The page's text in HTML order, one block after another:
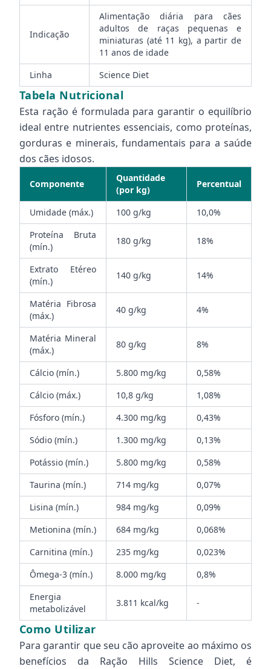
Indicação
Alimentação diária para cães
adultos de raças pequenas e
miniaturas (até 11 kg), a partir de
11 anos de idade
Linha
Science Diet
Tabela Nutricional
Esta ração é formulada para garantir o equilíbrio
ideal entre nutrientes essenciais, como proteínas,
gorduras e minerais, fundamentais para a saúde
dos cães idosos.
Componente
Quantidade
(por kg)
Percentual
Umidade (máx.) 100 g/kg
10,0%
Proteína Bruta
(mín.)
180 g/kg 18%
Extrato Etéreo
(mín.)
140 g/kg 14%
Matéria Fibrosa
(máx.)
40 g/kg 4%
Matéria Mineral
(máx.)
80 g/kg 8%
Cálcio (mín.) 5.800 mg/kg
0,58%
Cálcio (máx.)
10,8 g/kg
1,08%
Fósforo (mín.)
4.300 mg/kg
0,43%
Sódio (mín.)
1.300 mg/kg
0,13%
Potássio (mín.)
5.800 mg/kg
0,58%
Taurina (mín.)
714 mg/kg
0,07%
Lisina (mín.)
984 mg/kg
0,09%
Metionina (mín.)
684 mg/kg
0,068%
Carnitina (mín.)
235 mg/kg
0,023%
Ômega-3 (mín.)
8.000 mg/kg
0,8%
Energia
metabolizável
3.811 kcal/kg -
Como Utilizar
Para garantir que seu cão aproveite ao máximo os
benefícios da Ração Hills Science Diet, é